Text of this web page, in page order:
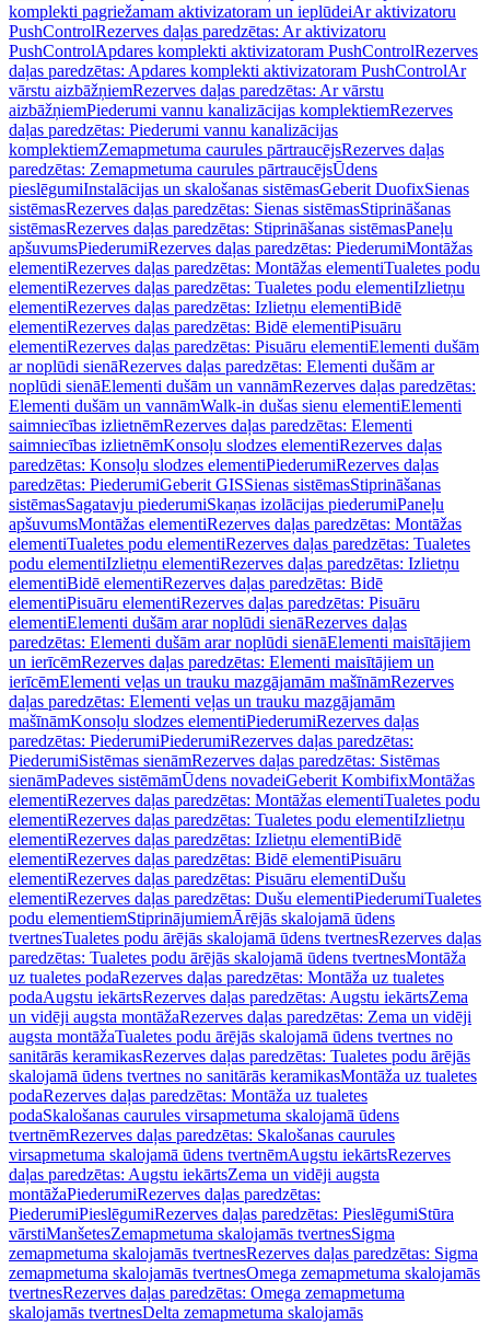
komplekti pagriežamam aktivizatoram un ieplūdeiAr aktivizatoru
PushControlRezerves daļas paredzētas: Ar aktivizatoru
PushControlApdares komplekti aktivizatoram PushControlRezerves
daļas paredzētas: Apdares komplekti aktivizatoram PushControlAr
vārstu aizbāžņiemRezerves daļas paredzētas: Ar vārstu
aizbāžņiemPiederumi vannu kanalizācijas komplektiemRezerves
daļas paredzētas: Piederumi vannu kanalizācijas
komplektiemZemapmetuma caurules pārtraucējsRezerves daļas
paredzētas: Zemapmetuma caurules pārtraucējsŪdens
pieslēgumiInstalācijas un skalošanas sistēmasGeberit DuofixSienas
sistēmasRezerves daļas paredzētas: Sienas sistēmasStiprināšanas
sistēmasRezerves daļas paredzētas: Stiprināšanas sistēmasPaneļu
apšuvumsPiederumiRezerves daļas paredzētas: PiederumiMontāžas
elementiRezerves daļas paredzētas: Montāžas elementiTualetes podu
elementiRezerves daļas paredzētas: Tualetes podu elementiIzlietņu
elementiRezerves daļas paredzētas: Izlietņu elementiBidē
elementiRezerves daļas paredzētas: Bidē elementiPisuāru
elementiRezerves daļas paredzētas: Pisuāru elementiElementi dušām
ar noplūdi sienāRezerves daļas paredzētas: Elementi dušām ar
noplūdi sienāElementi dušām un vannāmRezerves daļas paredzētas:
Elementi dušām un vannāmWalk-in dušas sienu elementiElementi
saimniecības izlietnēmRezerves daļas paredzētas: Elementi
saimniecības izlietnēmKonsoļu slodzes elementiRezerves daļas
paredzētas: Konsoļu slodzes elementiPiederumiRezerves daļas
paredzētas: PiederumiGeberit GISSienas sistēmasStiprināšanas
sistēmasSagatavju piederumiSkaņas izolācijas piederumiPaneļu
apšuvumsMontāžas elementiRezerves daļas paredzētas: Montāžas
elementiTualetes podu elementiRezerves daļas paredzētas: Tualetes
podu elementiIzlietņu elementiRezerves daļas paredzētas: Izlietņu
elementiBidē elementiRezerves daļas paredzētas: Bidē
elementiPisuāru elementiRezerves daļas paredzētas: Pisuāru
elementiElementi dušām arar noplūdi sienāRezerves daļas
paredzētas: Elementi dušām arar noplūdi sienāElementi maisītājiem
un ierīcēmRezerves daļas paredzētas: Elementi maisītājiem un
ierīcēmElementi veļas un trauku mazgājamām mašīnāmRezerves
daļas paredzētas: Elementi veļas un trauku mazgājamām
mašīnāmKonsoļu slodzes elementiPiederumiRezerves daļas
paredzētas: PiederumiPiederumiRezerves daļas paredzētas:
PiederumiSistēmas sienāmRezerves daļas paredzētas: Sistēmas
sienāmPadeves sistēmāmŪdens novadeiGeberit KombifixMontāžas
elementiRezerves daļas paredzētas: Montāžas elementiTualetes podu
elementiRezerves daļas paredzētas: Tualetes podu elementiIzlietņu
elementiRezerves daļas paredzētas: Izlietņu elementiBidē
elementiRezerves daļas paredzētas: Bidē elementiPisuāru
elementiRezerves daļas paredzētas: Pisuāru elementiDušu
elementiRezerves daļas paredzētas: Dušu elementiPiederumiTualetes
podu elementiemStiprinājumiemĀrējās skalojamā ūdens
tvertnesTualetes podu ārējās skalojamā ūdens tvertnesRezerves daļas
paredzētas: Tualetes podu ārējās skalojamā ūdens tvertnesMontāža
uz tualetes podaRezerves daļas paredzētas: Montāža uz tualetes
podaAugstu iekārtsRezerves daļas paredzētas: Augstu iekārtsZema
un vidēji augsta montāžaRezerves daļas paredzētas: Zema un vidēji
augsta montāžaTualetes podu ārējās skalojamā ūdens tvertnes no
sanitārās keramikasRezerves daļas paredzētas: Tualetes podu ārējās
skalojamā ūdens tvertnes no sanitārās keramikasMontāža uz tualetes
podaRezerves daļas paredzētas: Montāža uz tualetes
podaSkalošanas caurules virsapmetuma skalojamā ūdens
tvertnēmRezerves daļas paredzētas: Skalošanas caurules
virsapmetuma skalojamā ūdens tvertnēmAugstu iekārtsRezerves
daļas paredzētas: Augstu iekārtsZema un vidēji augsta
montāžaPiederumiRezerves daļas paredzētas:
PiederumiPieslēgumiRezerves daļas paredzētas: PieslēgumiStūra
vārstiManšetesZemapmetuma skalojamās tvertnesSigma
zemapmetuma skalojamās tvertnesRezerves daļas paredzētas: Sigma
zemapmetuma skalojamās tvertnesOmega zemapmetuma skalojamās
tvertnesRezerves daļas paredzētas: Omega zemapmetuma
skalojamās tvertnesDelta zemapmetuma skalojamās